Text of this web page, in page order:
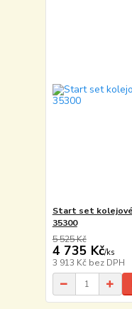
Start set kolejové
35300
5 525 Kč
4 735 Kč/ks
3 913 Kč bez DPH